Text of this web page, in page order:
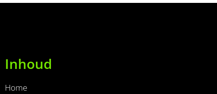
Inhoud
Home